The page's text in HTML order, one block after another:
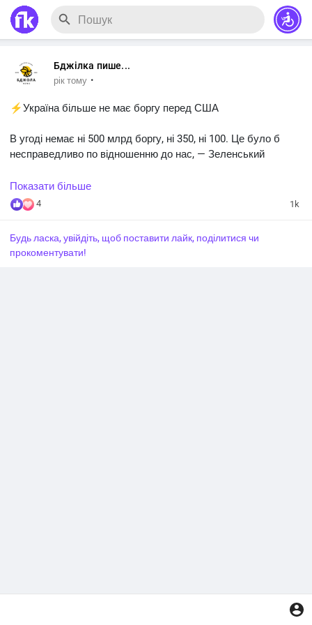
Бджілка пише...
рік тому ·
⚡️Україна більше не має боргу перед США
В угоді немає ні 500 млрд боргу, ні 350, ні 100. Це було б
несправедливо по відношенню до нас, — Зеленський
#новини #Україна
Показати більше
4 1k
Будь ласка, увійдіть, щоб поставити лайк, поділитися чи
прокоментувати!